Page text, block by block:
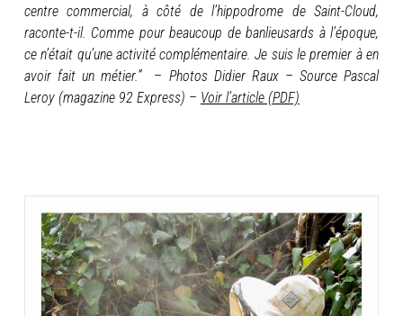
centre commercial, à côté de l’hippodrome de Saint-Cloud,
raconte-t-il. Comme pour beaucoup de banlieusards à l’époque,
ce n’était qu’une activité complémentaire. Je suis le premier à en
avoir fait un métier.” – Photos Didier Raux – Source Pascal
Leroy (magazine 92 Express) – Voir l’article (PDF)